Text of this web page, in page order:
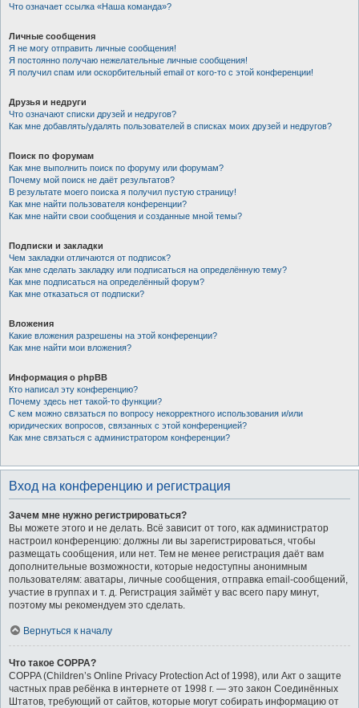
Что означает ссылка «Наша команда»?
Личные сообщения
Я не могу отправить личные сообщения!
Я постоянно получаю нежелательные личные сообщения!
Я получил спам или оскорбительный email от кого-то с этой конференции!
Друзья и недруги
Что означают списки друзей и недругов?
Как мне добавлять/удалять пользователей в списках моих друзей и недругов?
Поиск по форумам
Как мне выполнить поиск по форуму или форумам?
Почему мой поиск не даёт результатов?
В результате моего поиска я получил пустую страницу!
Как мне найти пользователя конференции?
Как мне найти свои сообщения и созданные мной темы?
Подписки и закладки
Чем закладки отличаются от подписок?
Как мне сделать закладку или подписаться на определённую тему?
Как мне подписаться на определённый форум?
Как мне отказаться от подписки?
Вложения
Какие вложения разрешены на этой конференции?
Как мне найти мои вложения?
Информация о phpBB
Кто написал эту конференцию?
Почему здесь нет такой-то функции?
С кем можно связаться по вопросу некорректного использования и/или
юридических вопросов, связанных с этой конференцией?
Как мне связаться с администратором конференции?
Вход на конференцию и регистрация
Зачем мне нужно регистрироваться?
Вы можете этого и не делать. Всё зависит от того, как администратор
настроил конференцию: должны ли вы зарегистрироваться, чтобы
размещать сообщения, или нет. Тем не менее регистрация даёт вам
дополнительные возможности, которые недоступны анонимным
пользователям: аватары, личные сообщения, отправка email-сообщений,
участие в группах и т. д. Регистрация займёт у вас всего пару минут,
поэтому мы рекомендуем это сделать.
Вернуться к началу
Что такое COPPA?
COPPA (Children’s Online Privacy Protection Act of 1998), или Акт о защите
частных прав ребёнка в интернете от 1998 г. — это закон Соединённых
Штатов, требующий от сайтов, которые могут собирать информацию от